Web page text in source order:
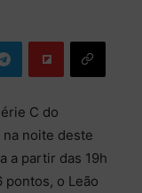
C do
noite deste
a partir das 19h
pontos, o Leão